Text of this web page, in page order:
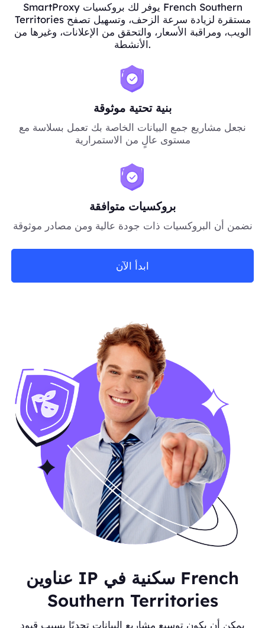
SmartProxy يوفر لك بروكسيات French Southern
Territories مستقرة لزيادة سرعة الزحف، وتسهيل تصفح
الويب، ومراقبة الأسعار، والتحقق من الإعلانات، وغيرها من
الأنشطة.
بنية تحتية موثوقة
نجعل مشاريع جمع البيانات الخاصة بك تعمل بسلاسة مع
مستوى عالٍ من الاستمرارية
بروكسيات متوافقة
نضمن أن البروكسيات ذات جودة عالية ومن مصادر موثوقة
ابدأ الآن
عناوين IP سكنية في French
Southern Territories
يمكن أن يكون توسيع مشاريع البيانات تحديًا بسبب قيود